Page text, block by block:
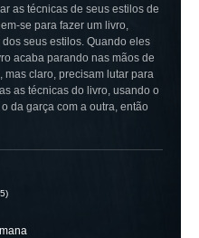
as técnicas de seus estilos de
se para fazer um livro,
seus estilos. Quando eles
acaba parando nas mãos de
mas claro, precisam lutar para
as técnicas do livro, usando o
da garça com a outra, então